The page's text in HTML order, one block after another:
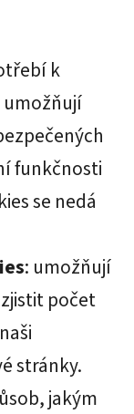
k
umožňují
funkčnosti
se nedá
: umožňují
počet
stránky.
jakým